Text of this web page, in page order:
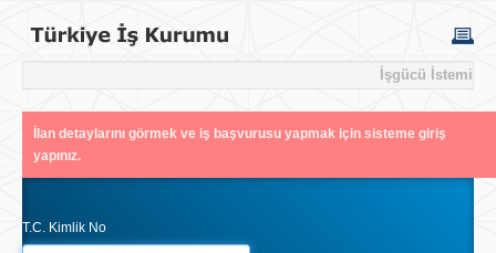
İşgücü İstemi
İlan detaylarını görmek ve iş başvurusu yapmak için sisteme giriş
yapınız.
T.C. Kimlik No